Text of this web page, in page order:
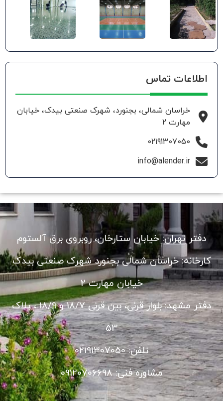
اطلاعات تماس
خراسان شمالی، بجنورد، شهرک صنعتی بیدک، خیابان
مهارت 2
02191307050
info@alender.ir
دفتر تهران: خیابان ستارخان، روبروی برق آلستوم
کارخانه: خراسان شمالی بجنورد شهرک صنعتی بیدک
خیابان مهارت 2
دفتر مشهد: بلوار قرنی، بین قرنی 18/7 و 18/9 ، پلاک
53
تلفن: 02191307050
مشاوره فنی: 09120706698